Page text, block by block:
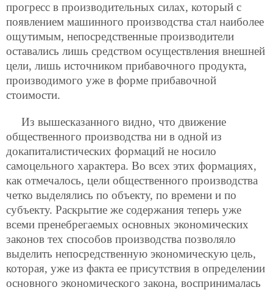
прогресс в производительных силах, который с
появлением машинного производства стал наиболее
ощутимым, непосредственные производители
оставались лишь средством осуществления внешней
цели, лишь источником прибавочного продукта,
производимого уже в форме прибавочной
стоимости.
Из вышесказанного видно, что движение
общественного производства ни в одной из
докапиталистических формаций не носило
самоцельного характера. Во всех этих формациях,
как отмечалось, цели общественного производства
четко выделялись по объекту, по времени и по
субъекту. Раскрытие же содержания теперь уже
всеми пренебрегаемых основных экономических
законов тех способов производства позволяло
выделить непосредственную экономическую цель,
которая, уже из факта ее присутствия в определении
основного экономического закона, воспринималась